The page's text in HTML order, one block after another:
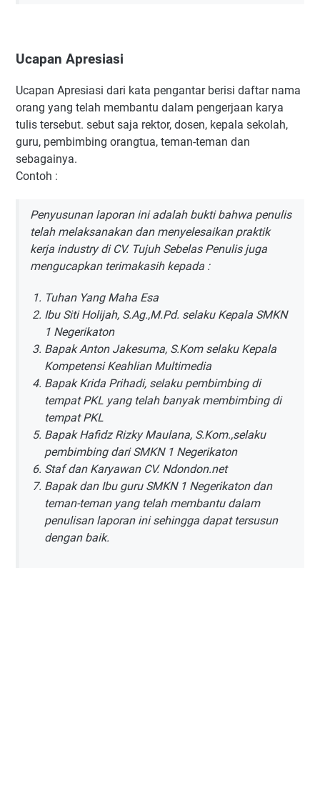
Ucapan Apresiasi
Ucapan Apresiasi dari kata pengantar berisi daftar nama
orang yang telah membantu dalam pengerjaan karya
tulis tersebut. sebut saja rektor, dosen, kepala sekolah,
guru, pembimbing orangtua, teman-teman dan
sebagainya.
Contoh :
Penyusunan laporan ini adalah bukti bahwa penulis
telah melaksanakan dan menyelesaikan praktik
kerja industry di CV. Tujuh Sebelas Penulis juga
mengucapkan terimakasih kepada :
Tuhan Yang Maha Esa
Ibu Siti Holijah, S.Ag.,M.Pd. selaku Kepala SMKN
1 Negerikaton
Bapak Anton Jakesuma, S.Kom selaku Kepala
Kompetensi Keahlian Multimedia
Bapak Krida Prihadi, selaku pembimbing di
tempat PKL yang telah banyak membimbing di
tempat PKL
Bapak Hafidz Rizky Maulana, S.Kom.,selaku
pembimbing dari SMKN 1 Negerikaton
Staf dan Karyawan CV. Ndondon.net
Bapak dan Ibu guru SMKN 1 Negerikaton dan
teman-teman yang telah membantu dalam
penulisan laporan ini sehingga dapat tersusun
dengan baik.